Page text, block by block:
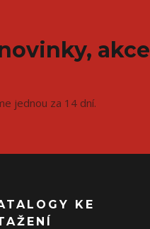
akce
jednou za 14 dní.
KE